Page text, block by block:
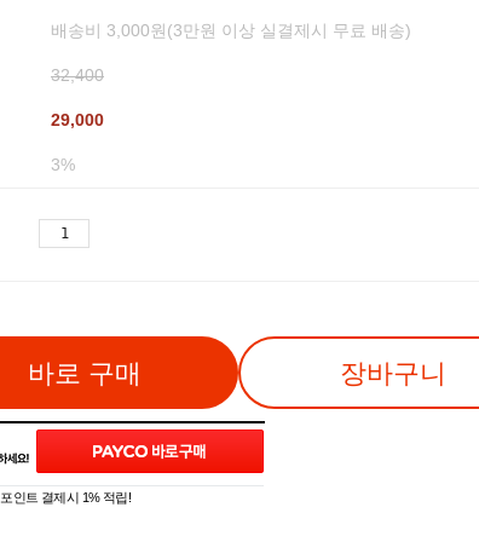
배송비 3,000원(3만원 이상 실결제시 무료 배송)
32,400
29,000
3%
바로 구매 장바구니
포인트 결제시 1% 적립!